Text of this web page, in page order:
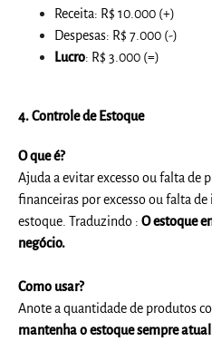
Receita: R$ 10.000 (+)
Despesas: R$ 7.000 (-)
Lucro: R$ 3.000 (=)
4.Controle de Estoque
O que é?
Ajuda a evitar excesso ou falta de
financeiras por excesso ou falta
estoque. Traduzindo :O estoque
negócio.
Como usar?
Anote a quantidade de produtos
mantenha o estoque sempre